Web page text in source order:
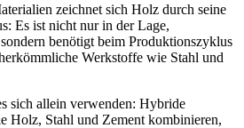
zeichnet sich Holz durch seine
Es ist nicht nur in der Lage,
benötigt beim Produktionszyklus
Werkstoffe wie Stahl und
sich allein verwenden: Hybride
Holz, Stahl und Zement kombinieren,